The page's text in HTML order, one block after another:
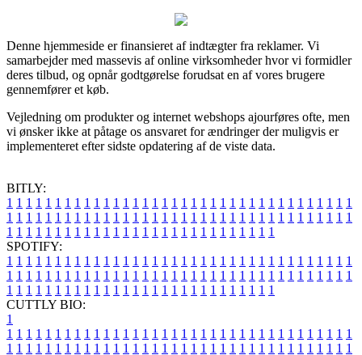
Denne hjemmeside er finansieret af indtægter fra reklamer. Vi
samarbejder med massevis af online virksomheder hvor vi formidler
deres tilbud, og opnår godtgørelse forudsat en af vores brugere
gennemfører et køb.
Vejledning om produkter og internet webshops ajourføres ofte, men
vi ønsker ikke at påtage os ansvaret for ændringer der muligvis er
implementeret efter sidste opdatering af de viste data.
BITLY:
1 1 1 1 1 1 1 1 1 1 1 1 1 1 1 1 1 1 1 1 1 1 1 1 1 1 1 1 1 1 1 1 1 1 1 1
1 1 1 1 1 1 1 1 1 1 1 1 1 1 1 1 1 1 1 1 1 1 1 1 1 1 1 1 1 1 1 1 1 1 1 1
1 1 1 1 1 1 1 1 1 1 1 1 1 1 1 1 1 1 1 1 1 1 1 1 1 1 1 1
SPOTIFY:
1 1 1 1 1 1 1 1 1 1 1 1 1 1 1 1 1 1 1 1 1 1 1 1 1 1 1 1 1 1 1 1 1 1 1 1
1 1 1 1 1 1 1 1 1 1 1 1 1 1 1 1 1 1 1 1 1 1 1 1 1 1 1 1 1 1 1 1 1 1 1 1
1 1 1 1 1 1 1 1 1 1 1 1 1 1 1 1 1 1 1 1 1 1 1 1 1 1 1 1
CUTTLY BIO:
1
1 1 1 1 1 1 1 1 1 1 1 1 1 1 1 1 1 1 1 1 1 1 1 1 1 1 1 1 1 1 1 1 1 1 1 1
1 1 1 1 1 1 1 1 1 1 1 1 1 1 1 1 1 1 1 1 1 1 1 1 1 1 1 1 1 1 1 1 1 1 1 1